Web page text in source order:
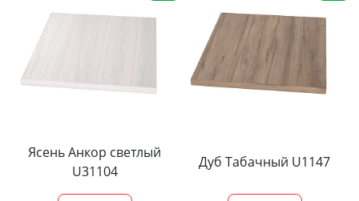
Ясень Анкор светлый
U31104
Дуб Табачный U1147